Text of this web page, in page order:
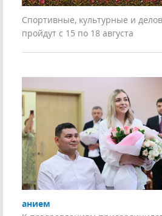
Спортивные, культурные и
пройдут с 15 по 18 августа
анием